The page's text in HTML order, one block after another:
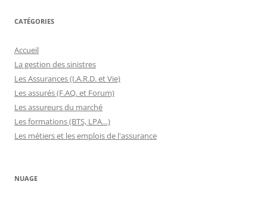
CATÉGORIES
Accueil
La gestion des sinistres
Les Assurances (I.A.R.D. et Vie)
Les assurés (F.AQ. et Forum)
Les assureurs du marché
Les formations (BTS, LPA…)
Les métiers et les emplois de l'assurance
NUAGE